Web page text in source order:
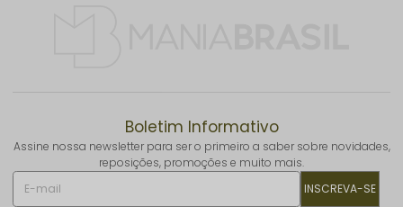
Boletim Informativo
Assine nossa newsletter para ser o primeiro a saber sobre novidades,
reposições, promoções e muito mais.
INSCREVA-SE